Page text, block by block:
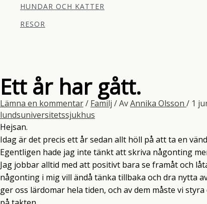
HUNDAR OCH KATTER
RESOR
Ett år har gått.
Lämna en kommentar/ Familj / AvAnnika Olsson / 1
lundsuniversitetssjukhus
Hejsan.
Idag är det precis ett år sedan allt höll på att ta en
Egentligen hade jag inte tänkt att skriva någonting
Jag jobbar alltid med att positivt bara se framåt och
någonting i mig vill ändå tänka tillbaka och dra nytta
ger oss lärdomar hela tiden, och av dem måste vi